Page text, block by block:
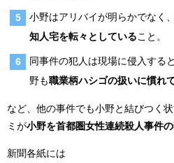
小野はアリバイが明らかでなく
知人宅を転々としている こと。
同事件の犯人は現場に侵入する
野も職業柄ハシゴの扱いに慣れ
など、他の事件でも小野と結びつく
ミが小野を首都圏女性連続殺人事件
新聞各紙には